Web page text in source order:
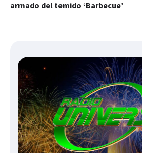
armado del temido ‘Barbecue’